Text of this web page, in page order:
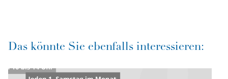
Das könnte Sie ebenfalls interessieren: